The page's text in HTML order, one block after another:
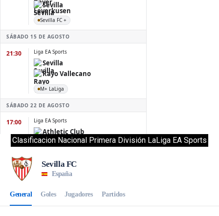
Clasificacion Nacional Primera División LaLiga EA Sports